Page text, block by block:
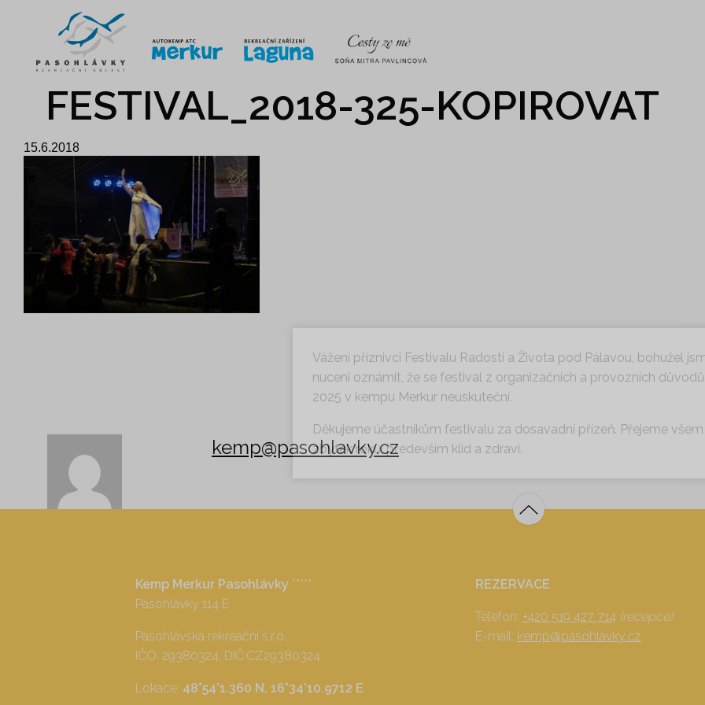
FESTIVAL_2018-325-KOPIROVAT
15.6.2018
kemp@pasohlavky.cz
Kemp Merkur Pasohlávky *****
Pasohlávky 114 E
Pasohlávská rekreační s.r.o.
IČO: 29380324, DIČ:CZ29380324
Lokace: 48°54’1.360 N, 16°34’10.9712 E
REZERVACE
Telefon: +420 519 427 714 (recepce)
E-mail: kemp@pasohlavky.cz
Vážení příznivci Festivalu Radosti a Života pod Pálavou, bohužel
nuceni oznámit, že se festival z organizačních a provozních
2025 v kempu Merkur neuskuteční.
Děkujeme účastníkům festivalu za dosavadní přízeň. Přejeme všem
zbytek roku, především klid a zdraví.